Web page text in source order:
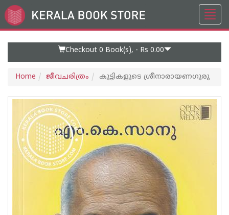
Go
to
Checkout 0 Book(s), - Rs 0.00
Home ജീവചരിത്രം കുട്ടികളുടെ ശ്രീനാരായണഗുരു